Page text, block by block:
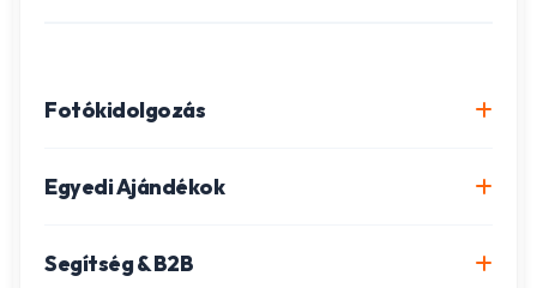
Fotókidolgozás
Igazolványkép készítés
Egyedi Ajándékok
Segítség & B2B